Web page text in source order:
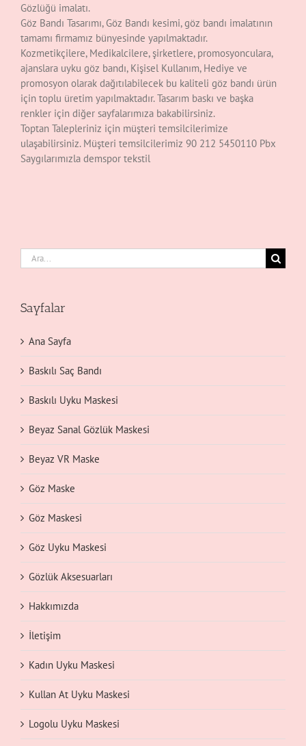
Gözlüğü imalatı.
Göz Bandı Tasarımı, Göz Bandı kesimi, göz bandı imalatının
tamamı firmamız bünyesinde yapılmaktadır.
Kozmetikçilere, Medikalcilere, şirketlere, promosyonculara,
ajanslara uyku göz bandı, Kişisel Kullanım, Hediye ve
promosyon olarak dağıtılabilecek bu kaliteli göz bandı ürün
için toplu üretim yapılmaktadır. Tasarım baskı ve başka
renkler için diğer sayfalarımıza bakabilirsiniz.
Toptan Talepleriniz için müşteri temsilcilerimize
ulaşabilirsiniz. Müşteri temsilcilerimiz 90 212 5450110 Pbx
Saygılarımızla demspor tekstil
Ara:
Sayfalar
Ana Sayfa
Baskılı Saç Bandı
Baskılı Uyku Maskesi
Beyaz Sanal Gözlük Maskesi
Beyaz VR Maske
Göz Maske
Göz Maskesi
Göz Uyku Maskesi
Gözlük Aksesuarları
Hakkımızda
İletişim
Kadın Uyku Maskesi
Kullan At Uyku Maskesi
Logolu Uyku Maskesi